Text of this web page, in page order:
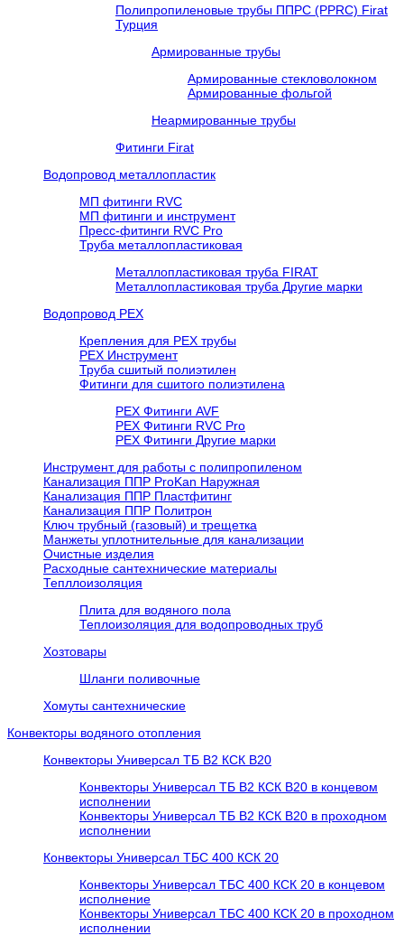
Полипропиленовые трубы ППРС (PPRC) Firat
Турция
Армированные трубы
Армированные стекловолокном
Армированные фольгой
Неармированные трубы
Фитинги Firat
Водопровод металлопластик
МП фитинги RVC
МП фитинги и инструмент
Пресс-фитинги RVC Pro
Труба металлопластиковая
Металлопластиковая труба FIRAT
Металлопластиковая труба Другие марки
Водопровод РЕХ
Крепления для РЕХ трубы
РЕХ Инструмент
Труба сшитый полиэтилен
Фитинги для сшитого полиэтилена
PEX Фитинги AVF
РЕХ Фитинги RVC Pro
РЕХ Фитинги Другие марки
Инструмент для работы с полипропиленом
Канализация ППР ProKan Наружная
Канализация ППР Пластфитинг
Канализация ППР Политрон
Ключ трубный (газовый) и трещетка
Манжеты уплотнительные для канализации
Очистные изделия
Расходные сантехнические материалы
Тепллоизоляция
Плита для водяного пола
Теплоизоляция для водопроводных труб
Хозтовары
Шланги поливочные
Хомуты сантехнические
Конвекторы водяного отопления
Конвекторы Универсал ТБ В2 КСК В20
Конвекторы Универсал ТБ В2 КСК В20 в концевом
исполнении
Конвекторы Универсал ТБ В2 КСК В20 в проходном
исполнении
Конвекторы Универсал ТБС 400 КСК 20
Конвекторы Универсал ТБС 400 КСК 20 в концевом
исполнение
Конвекторы Универсал ТБС 400 КСК 20 в проходном
исполнении